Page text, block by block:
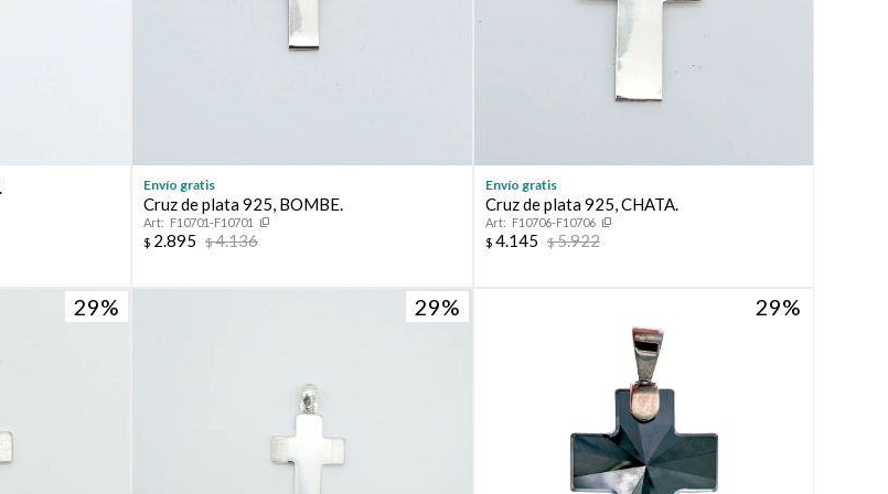
Envío gratis
Cruz de plata 925, BOMBE.
F10701-F10701
$ 2.895 $4.136
Envío gratis
Cruz de plata 925, CHATA.
F10706-F10706
$ 4.145 $5.922
29 29 29